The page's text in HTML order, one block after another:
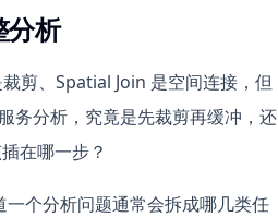
分析
剪、Spatial Join 是空间连接，但
务分析，究竟是先裁剪再缓冲，还
在哪一步？
个分析问题通常会拆成哪几类任